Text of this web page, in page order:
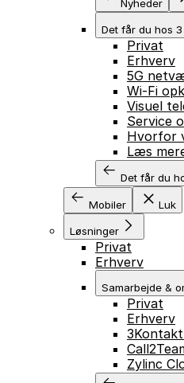
Nyheder
Det får du hos 3
Privat
Erhverv
5G
Wi-Fi
Visuel
Service
Hvorfor
Læs
Det får du
Mobiler Luk
Løsninger
Privat
Erhverv
Samarbejde &
Privat
Erhverv
Zylinc